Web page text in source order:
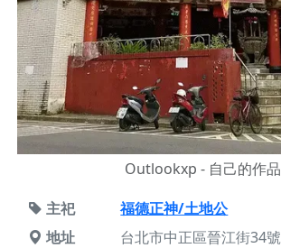
Outlookxp - 自己的作品
主祀
福德正神/土地公
地址
台北市中正區晉江街34號